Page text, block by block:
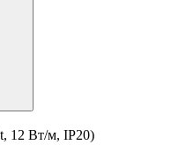
12 Вт/м, IP20)